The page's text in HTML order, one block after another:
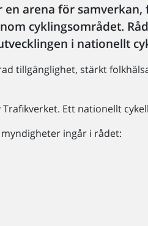
en arena för
cyklingsområdet.
i nationellt
tillgänglighet, stärkt
Ett nationellt
ingår i rådet: